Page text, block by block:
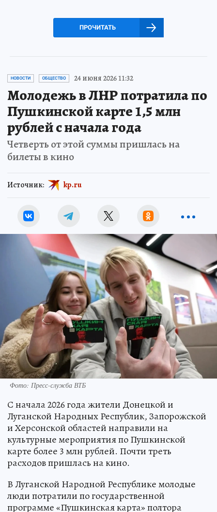
ПРОЧИТАТЬ
НОВОСТИ ОБЩЕСТВО 24 июня 2026 11:32
Молодежь в ЛНР потратила по
Пушкинской карте 1,5 млн
рублей с начала года
Четверть от этой суммы пришлась на
билеты в кино
Источник: kp.ru
Фото: Пресс-служба ВТБ
С начала 2026 года жители Донецкой и
Луганской Народных Республик, Запорожской
и Херсонской областей направили на
культурные мероприятия по Пушкинской
карте более 3 млн рублей. Почти треть
расходов пришлась на кино.
В Луганской Народной Республике молодые
люди потратили по государственной
программе «Пушкинская карта» полтора